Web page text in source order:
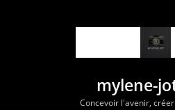
mylene-
Concevoir l'avenir,